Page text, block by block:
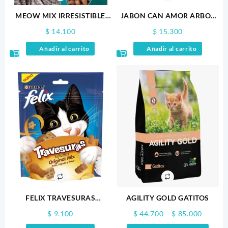
MEOW MIX IRRESISTIBLE
$ 14.100
Añadir al carrito
JABON CAN AMOR ARBOL
$ 15.300
Añadir al carrito
FELIX TRAVESURAS
$ 9.100
AGILITY GOLD GATITOS
$ 44.700 – $ 85.000Price
range: